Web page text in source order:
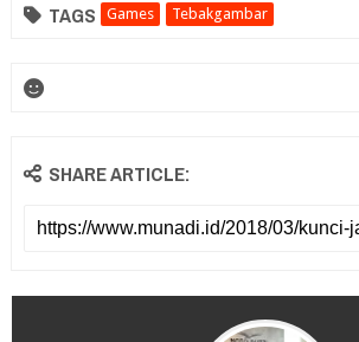
TAGS Games Tebakgambar
SHARE ARTICLE: